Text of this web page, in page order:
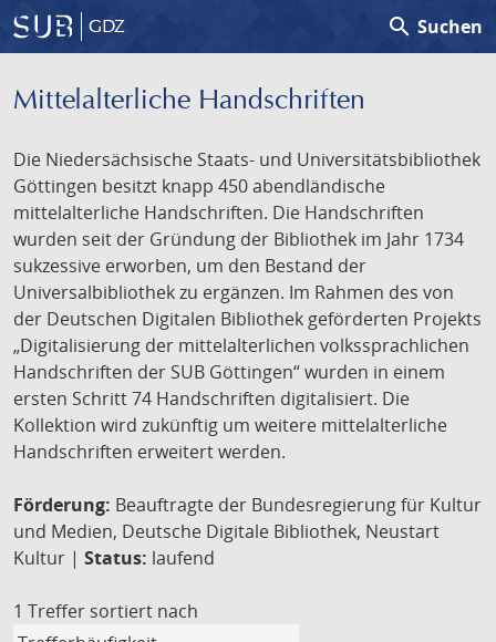
GDZ search Suchen
Mittelalterliche Handschriften
Die Niedersächsische Staats- und Universitätsbibliothek
Göttingen besitzt knapp 450 abendländische
mittelalterliche Handschriften. Die Handschriften
wurden seit der Gründung der Bibliothek im Jahr 1734
sukzessive erworben, um den Bestand der
Universalbibliothek zu ergänzen. Im Rahmen des von
der Deutschen Digitalen Bibliothek geförderten Projekts
„Digitalisierung der mittelalterlichen volkssprachlichen
Handschriften der SUB Göttingen“ wurden in einem
ersten Schritt 74 Handschriften digitalisiert. Die
Kollektion wird zukünftig um weitere mittelalterliche
Handschriften erweitert werden.
Förderung: Beauftragte der Bundesregierung für Kultur
und Medien, Deutsche Digitale Bibliothek, Neustart
Kultur | Status: laufend
1 Treffer sortiert nach